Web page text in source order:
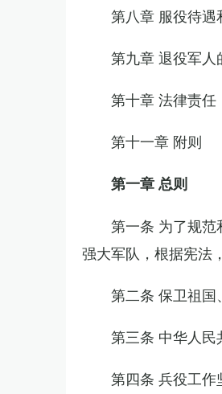
第八章 服役待遇
第九章 退役军人
第十章 法律责任
第十一章 附则
第一章 总则
第一条 为了规
强大军队，根据宪法
第二条 保卫祖国
第三条 中华人民
第四条 兵役工